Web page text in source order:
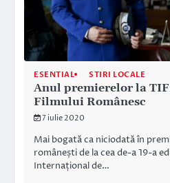
ESENTIAL STIRI LOCALE
Anul premierelor la
Filmului Românesc
7 iulie 2020
Mai bogată ca niciodată în
românești de la cea de-a 19-a
Internațional de…